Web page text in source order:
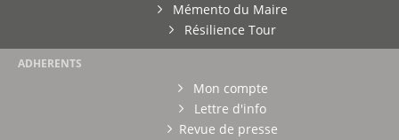
Mémento du Maire
Résilience Tour
ADHERENTS
Mon compte
Lettre d'info
Revue de presse